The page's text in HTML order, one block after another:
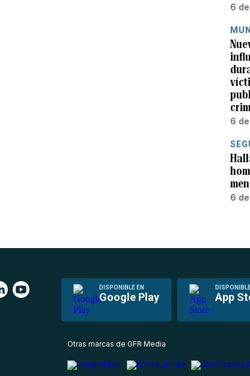
6
6
6
DISPONIBLE EN
Google Play App
Otras marcas de GFR Media